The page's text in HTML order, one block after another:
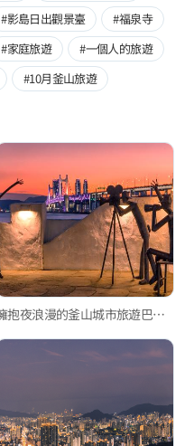
#影島日出觀景臺
#福泉寺
#家庭旅遊
#一個人的旅遊
#10月釜山旅遊
擁抱夜浪漫的釜山城市旅遊巴士橋梁兜風夜景之旅